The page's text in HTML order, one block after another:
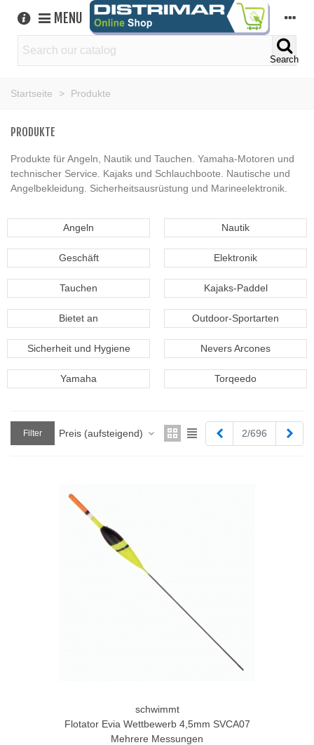
MENU
Search
Startseite > Produkte
PRODUKTE
Produkte für Angeln, Nautik und Tauchen. Yamaha-Motoren und
technischer Service. Kajaks und Schlauchboote. Nautische und
Angelbekleidung. Sicherheitsausrüstung und Marineelektronik.
Angeln Nautik
Geschäft Elektronik
Tauchen Kajaks-Paddel
Bietet an Outdoor-Sportarten
Sicherheit und Hygiene Nevers Arcones
Yamaha Torqeedo
Filter Preis (aufsteigend) Zurück2/696
schwimmt
Flotator Evia Wettbewerb 4,5mm SVCA07
Mehrere Messungen